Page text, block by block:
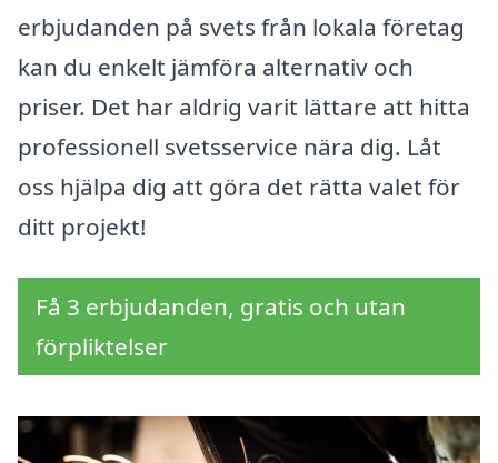
erbjudanden på svets från lokala företag
kan du enkelt jämföra alternativ och
priser. Det har aldrig varit lättare att hitta
professionell svetsservice nära dig. Låt
oss hjälpa dig att göra det rätta valet för
ditt projekt!
Få 3 erbjudanden, gratis och utan
förpliktelser